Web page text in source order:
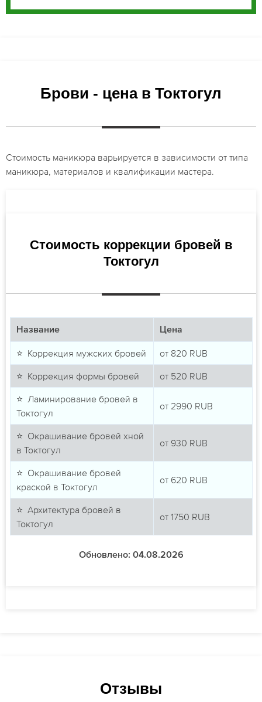
Брови - цена в Токтогул
Стоимость маникюра варьируется в зависимости от типа
маникюра, материалов и квалификации мастера.
Стоимость коррекции бровей в
Токтогул
Название Цена
⭐ Коррекция мужских бровей от 820 RUB
⭐ Коррекция формы бровей от 520 RUB
⭐ Ламинирование бровей в
Токтогул
от 2990 RUB
⭐ Окрашивание бровей хной
в Токтогул
от 930 RUB
⭐ Окрашивание бровей
краской в Токтогул
от 620 RUB
⭐ Архитектура бровей в
Токтогул
от 1750 RUB
Обновлено: 04.08.2026
Отзывы